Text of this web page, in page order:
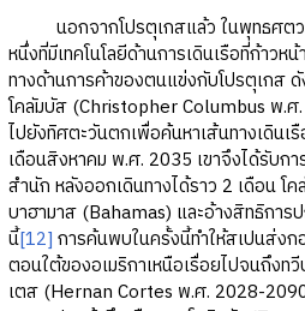
นอกจากโปรตุเกสแล้ว ในพุทธศตว
หนึ่งที่มีเทคโนโลยีด้านการเดินเรือที่ก้าว
ทางด้านการค้าของตนแข่งกับโปรตุเกส
โคลัมบัส (Christopher Columbus พ.
ไปยังทิศตะวันตกเพื่อค้นหาเส้นทางเดินเรื
เดือนสิงหาคม พ.ศ. 2035 เขาจึงได้รับก
สำนัก หลังออกเดินทางได้ราว 2 เดือน โ
บาฮามาส (Bahamas) และอ้างสิทธิการ
นี้[12] การค้นพบในครั้งนี้ทำให้สเปนส่งก
ตอนใต้ของอเมริกาเหนือเรื่อยไปจนถึงท
เตส (Hernan Cortes พ.ศ. 2028-